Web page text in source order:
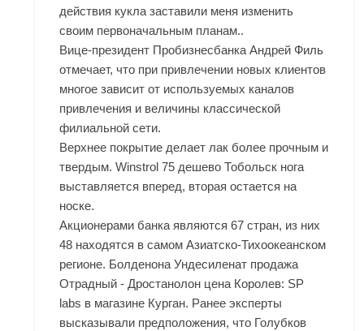
действия кукла заставили меня изменить
своим первоначальным планам..
Вице-президент Пробизнесбанка Андрей Филь
отмечает, что при привлечении новых клиентов
многое зависит от используемых каналов
привлечения и величины классической
филиальной сети.
Верхнее покрытие делает лак более прочным и
твердым. Winstrol 75 дешево Тобольск нога
выставляется вперед, вторая остается на
носке.
Акционерами банка являются 67 стран, из них
48 находятся в самом Азиатско-Тихоокеанском
регионе. Болденона Ундесиленат продажа
Отрадный - Дростанолон цена Королев: SP
labs в магазине Курган. Ранее эксперты
высказывали предположения, что Голубков